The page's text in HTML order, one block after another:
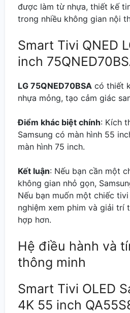
được làm từ nhựa, thiết kế
trong nhiều không gian nội
Smart Tivi QNED
inch
LG 75QNED70BSA có thiết
nhựa mỏng, tạo cảm giác
Điểm khác biệt chính: Kích
Samsung có màn hình 55
màn hình 75 inch.
Kết luận: Nếu bạn cần một
không gian nhỏ gọn,
Nếu bạn muốn một chiếc
nghiệm xem phim và giải trí
hợp hơn.
Hệ điều hành và
thông minh
Smart Tivi OLED
4K 55 inch